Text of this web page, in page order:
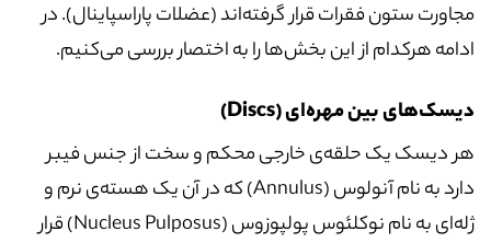
مجاورت ستون فقرات قرار گرفته‌اند (عضلات پاراسپاینال). در
ادامه هرکدام از این بخش‌ها را به اختصار بررسی می‌کنیم.
دیسک‌های بین مهره‌ای (Discs)
هر دیسک یک حلقه‌ی خارجی محکم و سخت از جنس فیبر
دارد به نام آنولوس (Annulus) که در آن یک هسته‌ی نرم و
ژله‌ای به نام نوکلئوس پولپوزوس (Nucleus Pulposus) قرار